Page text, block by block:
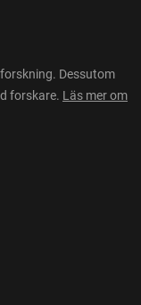
Dessutom
forskare. Läs mer om